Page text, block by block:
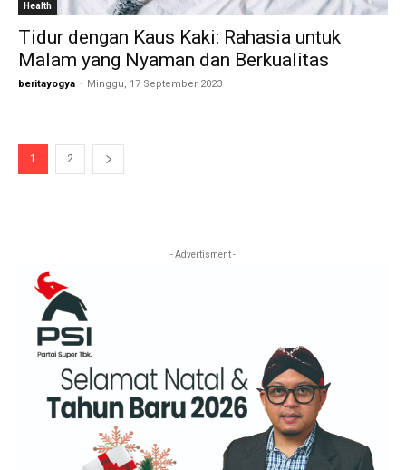
Health
Tidur dengan Kaus Kaki: Rahasia untuk
Malam yang Nyaman dan Berkualitas
beritayogya - Minggu, 17 September 2023
1 2
- Advertisment -